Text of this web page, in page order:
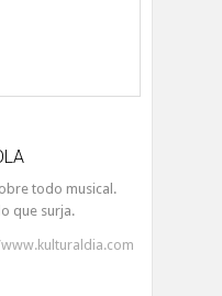
todo musical.
que surja.